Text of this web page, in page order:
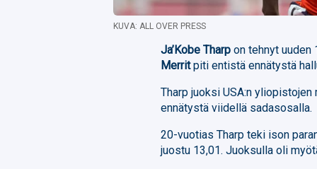
KUVA: ALL OVER PRESS
Ja’Kobe Tharp on tehnyt uuden
Merritpiti entistä ennätystä
Tharp juoksi USA:n
ennätystä viidellä sadasosalla.
20-vuotias Tharp teki ison
juostu 13,01. Juoksulla oli